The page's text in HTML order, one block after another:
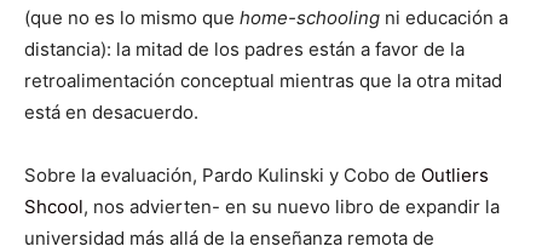
(que no es lo mismo que home-schooling ni educación a
distancia): la mitad de los padres están a favor de la
retroalimentación conceptual mientras que la otra mitad
está en desacuerdo.
Sobre la evaluación, Pardo Kulinski y Cobo de Outliers
Shcool, nos advierten- en su nuevo libro de expandir la
universidad más allá de la enseñanza remota de